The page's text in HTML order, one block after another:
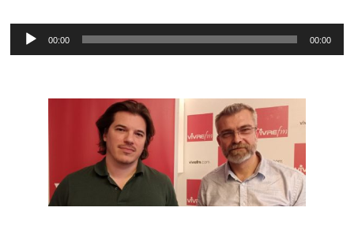
Lecteur
00:00 00:00